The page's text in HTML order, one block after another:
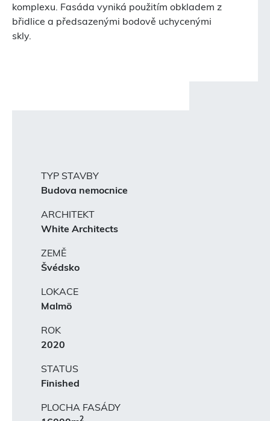
komplexu. Fasáda vyniká použitím obkladem z
břidlice a předsazenými bodově uchycenými
skly.
TYP STAVBY
Budova nemocnice
ARCHITEKT
White Architects
ZEMĚ
Švédsko
LOKACE
Malmö
ROK
2020
STATUS
Finished
PLOCHA FASÁDY
2